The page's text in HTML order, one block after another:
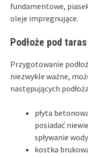
fundamentowe,
oleje impregnujące.
Podłoże pod taras
Przygotowanie
niezwykle ważne,
następujących
płyta
posiadać
spływanie
kostka